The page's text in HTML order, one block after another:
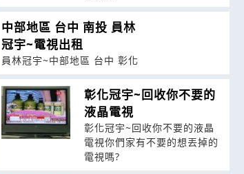
中部地區 台中 南投 員林
冠宇~電視出租
員林冠宇~中部地區 台中 彰化
彰化冠宇~回收你不要的
液晶電視
彰化冠宇~回收你不要的液晶
電視你們家有不要的想丟掉的
電視嗎?